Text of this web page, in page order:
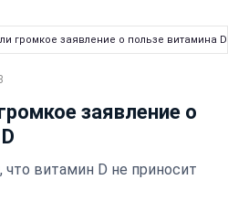
громкое заявление о пользе витамина D
заявление о
что витамин D не приносит